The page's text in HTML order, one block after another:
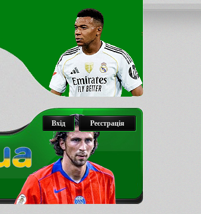
Реєстрація
Вхід